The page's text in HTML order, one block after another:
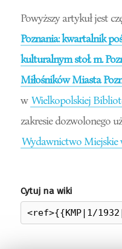
Powyższy artykuł jest
Poznania: kwartalnik
kulturalnym stoł. m.
Miłośników Miasta
w Wielkopolskiej
zakresie dozwolonego
Wydawnictwo Miejskie
Cytuj na wiki